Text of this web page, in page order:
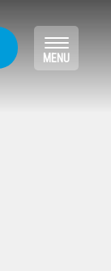
Toggle
MENU